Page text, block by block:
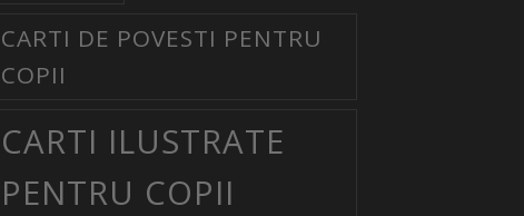
CARTI DE POVESTI PENTRU
COPII
CARTI ILUSTRATE
PENTRU COPII